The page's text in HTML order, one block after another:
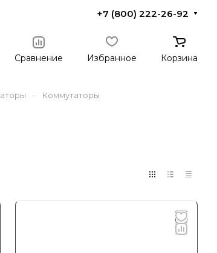
+7 (800) 222-26-92
Сравнение Избранное Корзина
– Коммутаторы